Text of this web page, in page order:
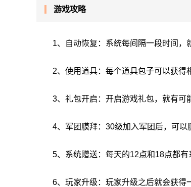
游戏攻略
1、自动恢复：系统每间隔一段时间，
2、使用道具：每个道具包子可以获得
3、礼包开启：开启游戏礼包，就有可
4、军团膜拜：30级加入军团后，可以
5、系统赠送：每天的12点和18点都有
6、玩家升级：玩家升级之后就会获得